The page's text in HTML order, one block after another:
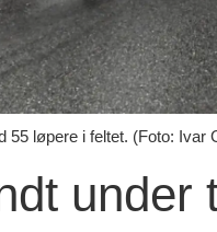
løpere i feltet. (Foto: Ivar
under